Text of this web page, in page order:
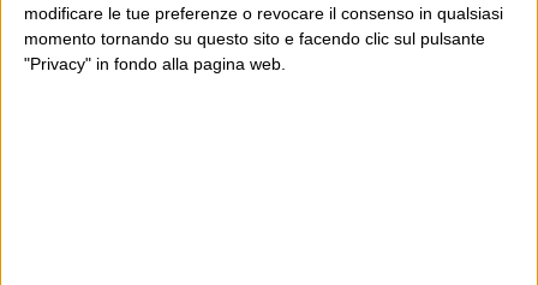
modificare le tue preferenze o revocare il consenso in qualsiasi
momento tornando su questo sito e facendo clic sul pulsante
"Privacy" in fondo alla pagina web.